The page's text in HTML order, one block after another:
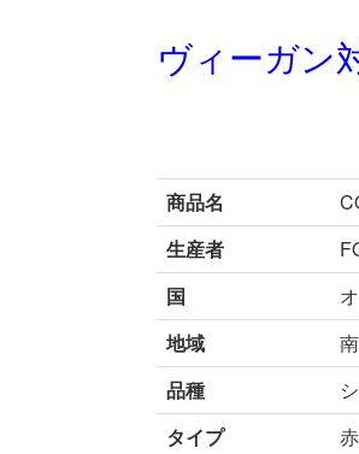
ヴィーガン
商品名
生産者
国
地域
品種
タイプ